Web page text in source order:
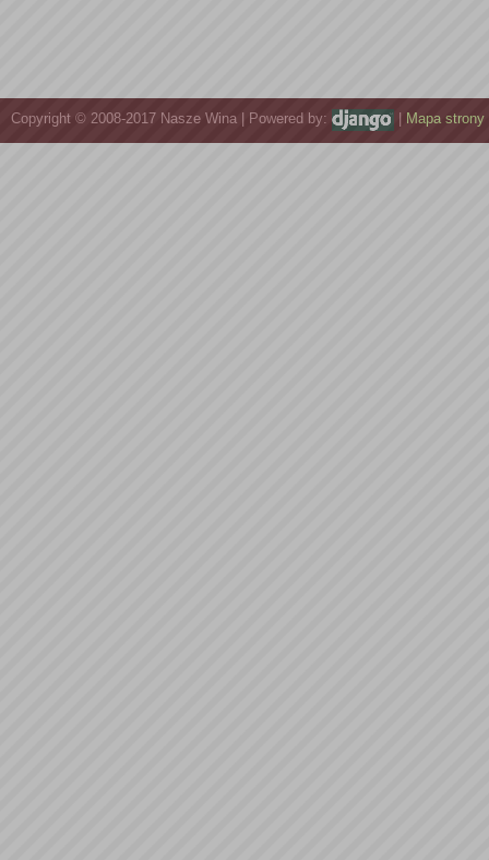
Copyright © 2008-2017 Nasze Wina | Powered by: Mapa strony